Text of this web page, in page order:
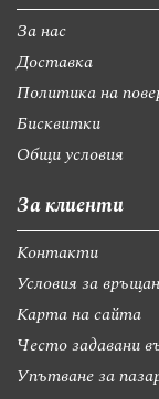
За нас
Доставка
Политика на
Бисквитки
Общи условия
За клиенти
Контакти
Условия за
Карта на сайта
Често задавани
Упътване за